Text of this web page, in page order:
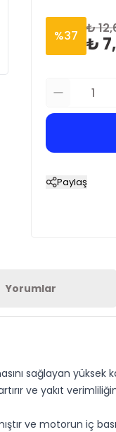
%37 ₺
₺
Paylaş
Yorumlar
sağlayan yüksek
ve yakıt
ve motorun iç